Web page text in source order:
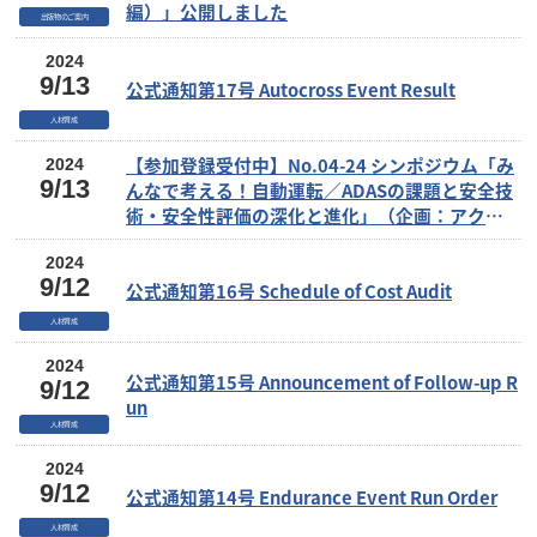
編）」公開しました
出版物のご案内
公式通知第17号 Autocross Event Result
2024
9/13
人材育成
【参加登録受付中】No.04-24 シンポジウム「み
んなで考える！自動運転／ADASの課題と安全技
術・安全性評価の深化と進化」（企画：アクテ
ィブセイフティ部門委員会）
2024
9/13
公式通知第16号 Schedule of Cost Audit
2024
9/12
人材育成
公式通知第15号 Announcement of Follow-up R
un
2024
9/12
人材育成
公式通知第14号 Endurance Event Run Order
2024
9/12
人材育成